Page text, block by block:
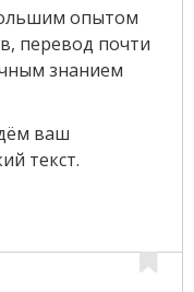
опытом
перевод почти
знанием
ваш
текст.